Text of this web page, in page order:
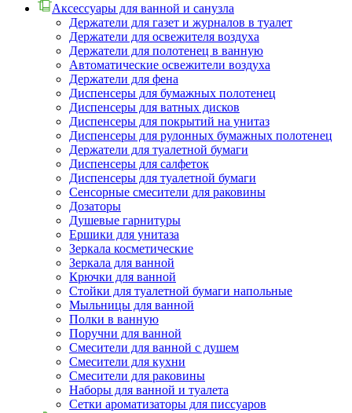
Аксессуары для ванной и санузла
Держатели для газет и журналов в туалет
Держатели для освежителя воздуха
Держатели для полотенец в ванную
Автоматические освежители воздуха
Держатели для фена
Диспенсеры для бумажных полотенец
Диспенсеры для ватных дисков
Диспенсеры для покрытий на унитаз
Диспенсеры для рулонных бумажных полотенец
Держатели для туалетной бумаги
Диспенсеры для салфеток
Диспенсеры для туалетной бумаги
Сенсорные смесители для раковины
Дозаторы
Душевые гарнитуры
Ершики для унитаза
Зеркала косметические
Зеркала для ванной
Крючки для ванной
Стойки для туалетной бумаги напольные
Мыльницы для ванной
Полки в ванную
Поручни для ванной
Смесители для ванной с душем
Смесители для кухни
Смесители для раковины
Наборы для ванной и туалета
Сетки ароматизаторы для писсуаров